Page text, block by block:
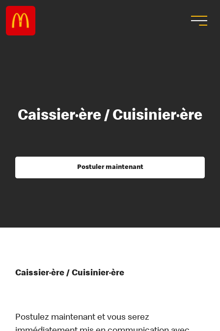
Caissier·ère / Cuisinier·ère
Postuler maintenant
Caissier·ère / Cuisinier·ère
Postulez maintenant et vous serez